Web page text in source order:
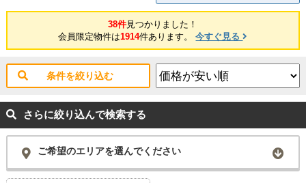
38件見つかりました！
会員限定物件は1914件あります。今すぐ見る
条件を絞り込む
さらに絞り込んで検索する
ご希望のエリアを選んでください